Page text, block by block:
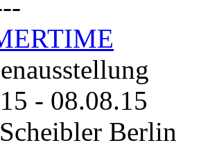
- 08.08.15
Berlin